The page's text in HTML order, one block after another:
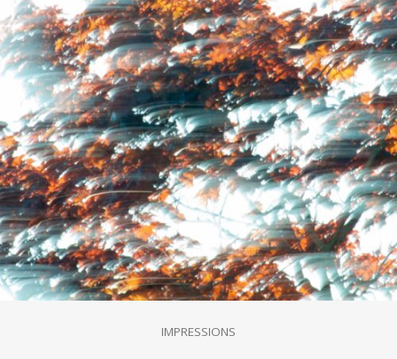
IMPRESSIONS